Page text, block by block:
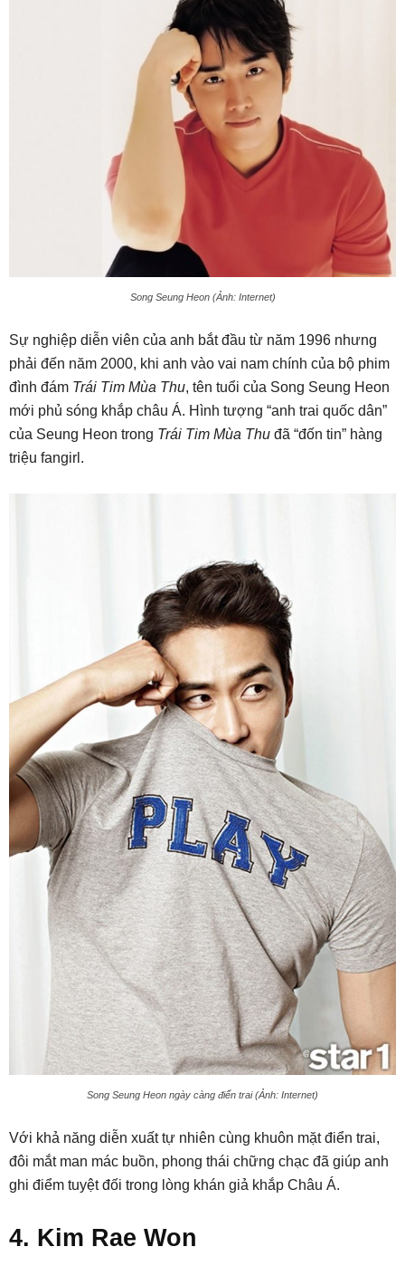
Song Seung Heon (Ảnh: Internet)
Sự nghiệp diễn viên của anh bắt đầu từ năm 1996 nhưng
phải đến năm 2000, khi anh vào vai nam chính của bộ phim
đình đám Trái Tim Mùa Thu, tên tuổi của Song Seung Heon
mới phủ sóng khắp châu Á. Hình tượng “anh trai quốc dân”
của Seung Heon trong Trái Tim Mùa Thu đã “đốn tin” hàng
triệu fangirl.
Song Seung Heon ngày càng điển trai (Ảnh: Internet)
Với khả năng diễn xuất tự nhiên cùng khuôn mặt điển trai,
đôi mắt man mác buồn, phong thái chững chạc đã giúp anh
ghi điểm tuyệt đối trong lòng khán giả khắp Châu Á.
4. Kim Rae Won